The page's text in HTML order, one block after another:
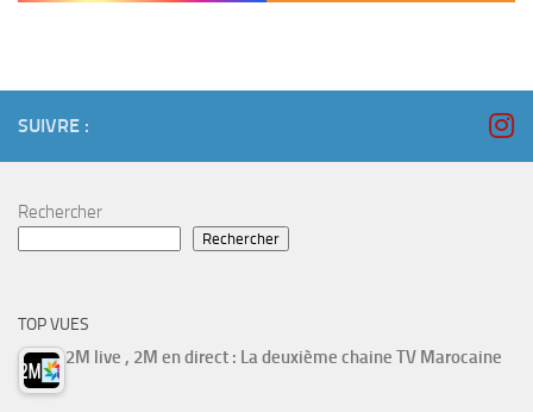
SUIVRE :
Rechercher
Rechercher
TOP VUES
2M live , 2M en direct : La deuxième chaine TV Marocaine